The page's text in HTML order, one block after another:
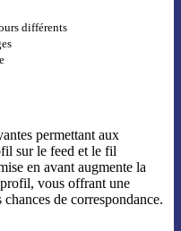
différents
permettant aux
sur le feed et le fil
en avant augmente la
vous offrant une
de correspondance.